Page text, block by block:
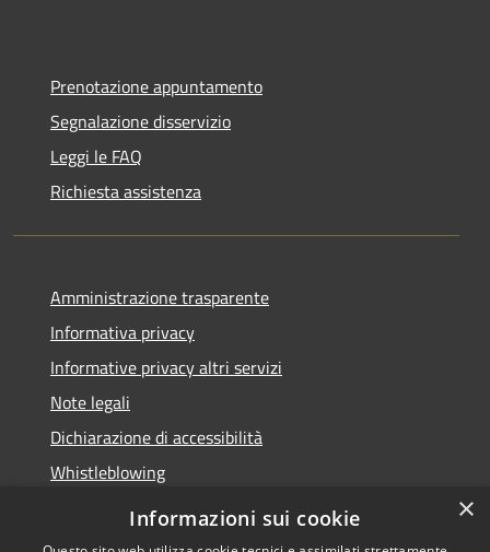
Prenotazione appuntamento
Segnalazione disservizio
Leggi le FAQ
Richiesta assistenza
Amministrazione trasparente
Informativa privacy
Informative privacy altri servizi
Note legali
Dichiarazione di accessibilità
Whistleblowing
×
Informazioni sui cookie